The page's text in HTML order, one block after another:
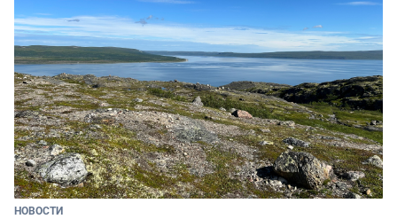
НОВОСТИ